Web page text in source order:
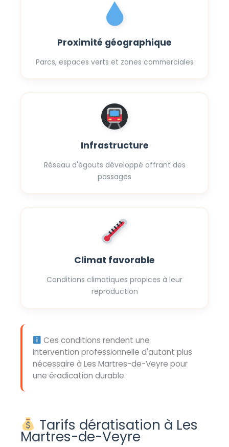
Proximité géographique
Parcs, espaces verts et zones commerciales
Infrastructure
Réseau d'égouts développé offrant des
passages
Climat favorable
Conditions climatiques propices à leur
reproduction
Ces conditions rendent une
intervention professionnelle d'autant plus
nécessaire à Les Martres-de-Veyre pour
une éradication durable.
Tarifs dératisation à Les
Martres-de-Veyre